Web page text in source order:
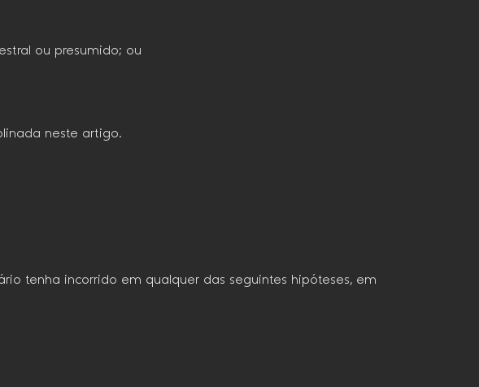
ou presumido; ou
neste artigo.
tenha incorrido em qualquer das seguintes hipóteses, em